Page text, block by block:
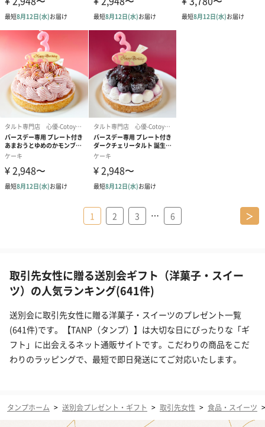
1 2 3 … 6 ＞
取引先女性に贈る送別会ギフト（洋菓子・スイー
ツ）の人気ランキング(641件)
送別会に取引先女性に贈る洋菓子・スイーツのプレゼント一覧
(641件)です。【TANP（タンプ）】は大切な日にぴったりな「ギ
フト」に出会えるネット通販サイトです。こだわりの商品をこだ
わりのラッピングで、最短で即日発送にてご対応いたします。
タンプホーム > 送別会プレゼント・ギフト > 取引先女性 > 食品・スイーツ